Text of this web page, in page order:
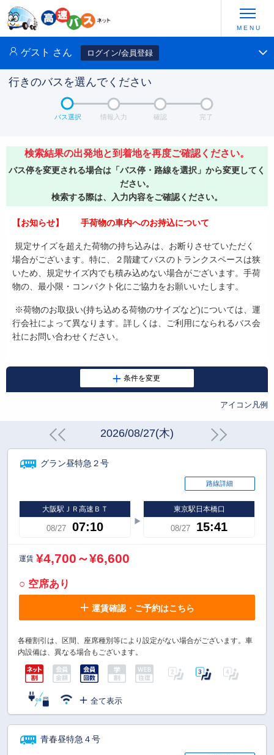
ゲスト さん ログイン/会員登録
行きのバスを選んでください
バス選択 情報入力 確認 完了
検索結果の出発地と到着地を再度ご確認ください。
バス停を変更される場合は「バス停・路線を選択」から変更してく
ださい。
検索する際は、入力内容をご確認ください。
【お知らせ】 手荷物の車内へのお持込について
規定サイズを超えた荷物の持ち込みは、お断りさせていただく
場合がございます。特に、２階建てバスのトランクスペースは狭
いため、規定サイズ内でも積み込めない場合がございます。手荷
物の、最小限・コンパクト化にご協力をお願いいたします。
※荷物のお取扱い(持ち込める荷物のサイズなど)については、運
行会社によって異なります。詳しくは、ご利用になられるバス会
社にお問い合わせください。
アイコン凡例
2026/08/27(木)
グラン昼特急２号
路線詳細
大阪駅ＪＲ高速ＢＴ
08/27 07:10
東京駅日本橋口
08/27 15:41
運賃 ¥4,700～¥6,600
○ 空席あり
運賃確認・ご予約はこちら
各種割引は、区間、座席種別等により設定がない場合がございます。車
内設備は、異なる場合もございます。
全て表示
青春昼特急４号